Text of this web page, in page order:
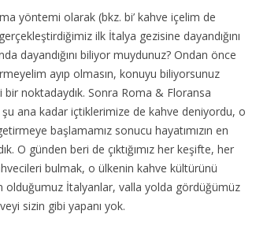
yöntemi olarak (bkz. bi’ kahve içelim de
ilk İtalya gezisine dayandığını
dayandığını biliyor muydunuz? Ondan önce
ayıp olmasın, konuyu biliyorsunuz
noktadaydık. Sonra Roma & Floransa
ana kadar içtiklerimize de kahve deniyordu, o
başlamamız sonucu hayatımızın en
O günden beri de çıktığımız her keşifte, her
bulmak, o ülkenin kahve kültürünü
olduğumuz İtalyanlar, valla yolda gördüğümüz
sizin gibi yapanı yok.
Gezisi
En
Şehri
FRANSA
Strazburg Gezi Rehberi:
Avrupa’da Noel Pazarı